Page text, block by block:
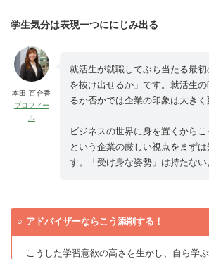
学生気分は表現一つににじみ出る
本田 百合香
プロフィー
ル
就活生が就職してぶち当たる最
を抜け出せるか」です。就活生
るか否かでは企業の印象は大きく
ビジネスの世界に身を置くから
という企業の厳しい視点をまず
す。「受け身な姿勢」は持たない
アドバイザーならこう添削する！
こうした学習意欲の高さを生かし、自ら学